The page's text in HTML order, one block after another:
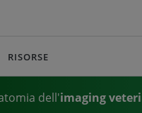
RISORSE
dell'imaging